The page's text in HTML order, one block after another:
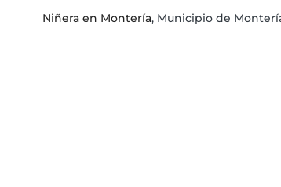
Niñera en Montería, Municipio de